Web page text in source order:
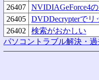
26407
NVIDIAGeForce4
26405
DVDDecrypterで
26402
検索がおかしい
パソコントラブル解決・過